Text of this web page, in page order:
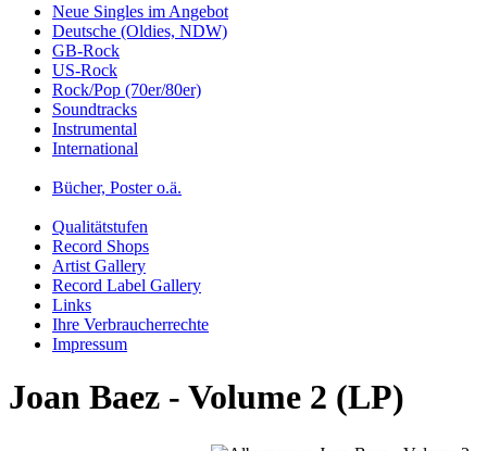
Neue Singles im Angebot
Deutsche (Oldies, NDW)
GB-Rock
US-Rock
Rock/Pop (70er/80er)
Soundtracks
Instrumental
International
Bücher, Poster o.ä.
Qualitätstufen
Record Shops
Artist Gallery
Record Label Gallery
Links
Ihre Verbraucherrechte
Impressum
Joan Baez - Volume 2 (LP)